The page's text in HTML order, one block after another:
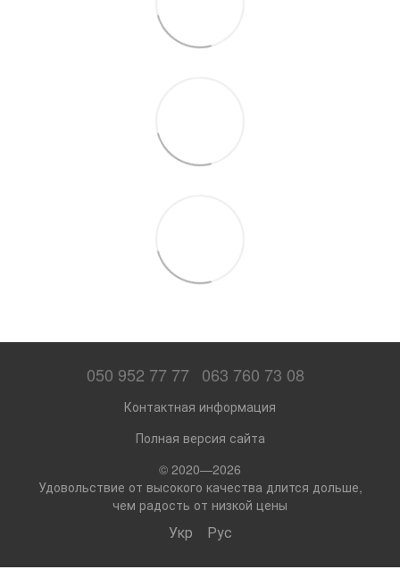
050 952 77 77 063 760 73 08
Контактная информация
Полная версия сайта
© 2020—2026
Удовольствие от высокого качества длится дольше,
чем радость от низкой цены
Укр Рус